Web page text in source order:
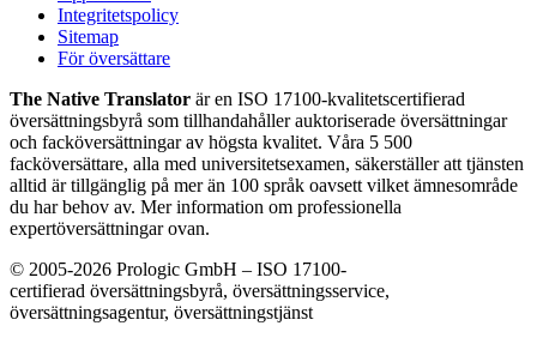
Integritetspolicy
Sitemap
För översättare
The Native Translator är en ISO 17100-kvalitetscertifierad
översättningsbyrå som tillhandahåller auktoriserade översättningar
och facköversättningar av högsta kvalitet. Våra 5 500
facköversättare, alla med universitetsexamen, säkerställer att tjänsten
alltid är tillgänglig på mer än 100 språk oavsett vilket ämnesområde
du har behov av. Mer information om professionella
expertöversättningar ovan.
© 2005-2026 Prologic GmbH – ISO 17100-
certifierad översättningsbyrå, översättningsservice,
översättningsagentur, översättningstjänst